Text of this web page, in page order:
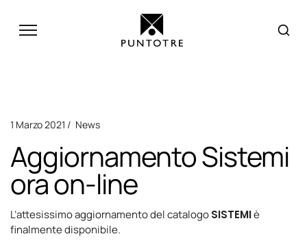
1 Marzo 2021 News
Aggiornamento Sistemi
ora on-line
L’attesissimo aggiornamento del catalogoSISTEMIè
finalmente disponibile.